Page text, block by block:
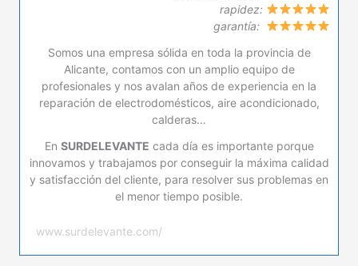
rapidez:
garantía:
Somos una empresa sólida en toda la provincia de
Alicante, contamos con un amplio equipo de
profesionales y nos avalan años de experiencia en la
reparación de electrodomésticos, aire acondicionado,
calderas…
En SURDELEVANTE cada día es importante porque
innovamos y trabajamos por conseguir la máxima calidad
y satisfacción del cliente, para resolver sus problemas en
el menor tiempo posible.
www.surdelevante.com/